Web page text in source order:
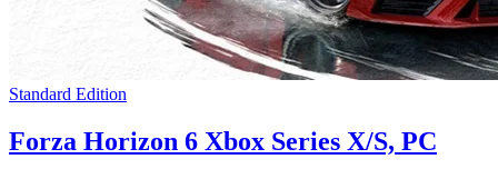
Standard Edition
Forza Horizon 6 Xbox Series X/S, PC